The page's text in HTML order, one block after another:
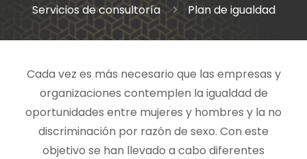
Servicios de consultoría
Plan de igualdad
Cada vez es más necesario que las empresas y
organizaciones contemplen la igualdad de
oportunidades entre mujeres y hombres y la no
discriminación por razón de sexo. Con este
objetivo se han llevado a cabo diferentes